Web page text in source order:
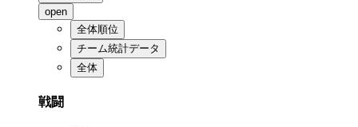
open
全体順位
チーム統計データ
全体
戦闘